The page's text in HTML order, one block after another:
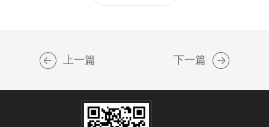
上一篇 下一篇